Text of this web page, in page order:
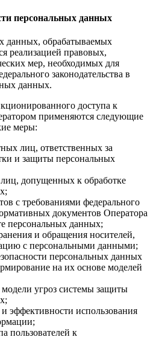
персональных данных
данных, обрабатываемых
реализацией правовых,
мер, необходимых для
законодательства в
данных.
доступа к
применяются следующие
меры:
лиц, ответственных за
и защиты персональных
лиц, допущенных к обработке
с требованиями федерального
документов Оператора
персональных данных;
и обращения носителей,
с персональными данными;
персональных данных
на их основе моделей
модели угроз системы защиты
эффективности использования
пользователей к